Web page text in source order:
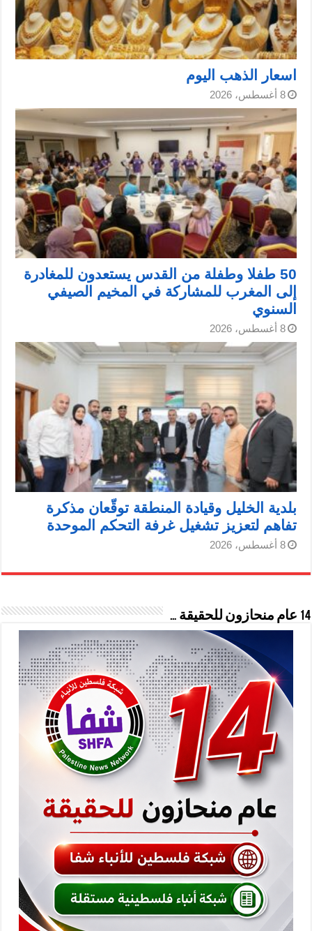
اسعار الذهب اليوم
8 أغسطس، 2026
50 طفلا وطفلة من القدس يستعدون للمغادرة
إلى المغرب للمشاركة في المخيم الصيفي
السنوي
8 أغسطس، 2026
بلدية الخليل وقيادة المنطقة توقّعان مذكرة
تفاهم لتعزيز تشغيل غرفة التحكم الموحدة
8 أغسطس، 2026
14 عام منحازون للحقيقة …